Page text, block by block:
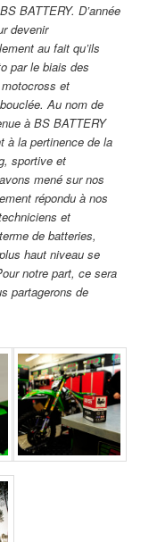
BATTERY. D’année
devenir
au fait qu’ils
par le biais des
et
Au nom de
à BS BATTERY
à la pertinence de la
sportive et
mené sur nos
répondu à nos
et
de batteries,
haut niveau se
notre part, ce sera
partagerons de